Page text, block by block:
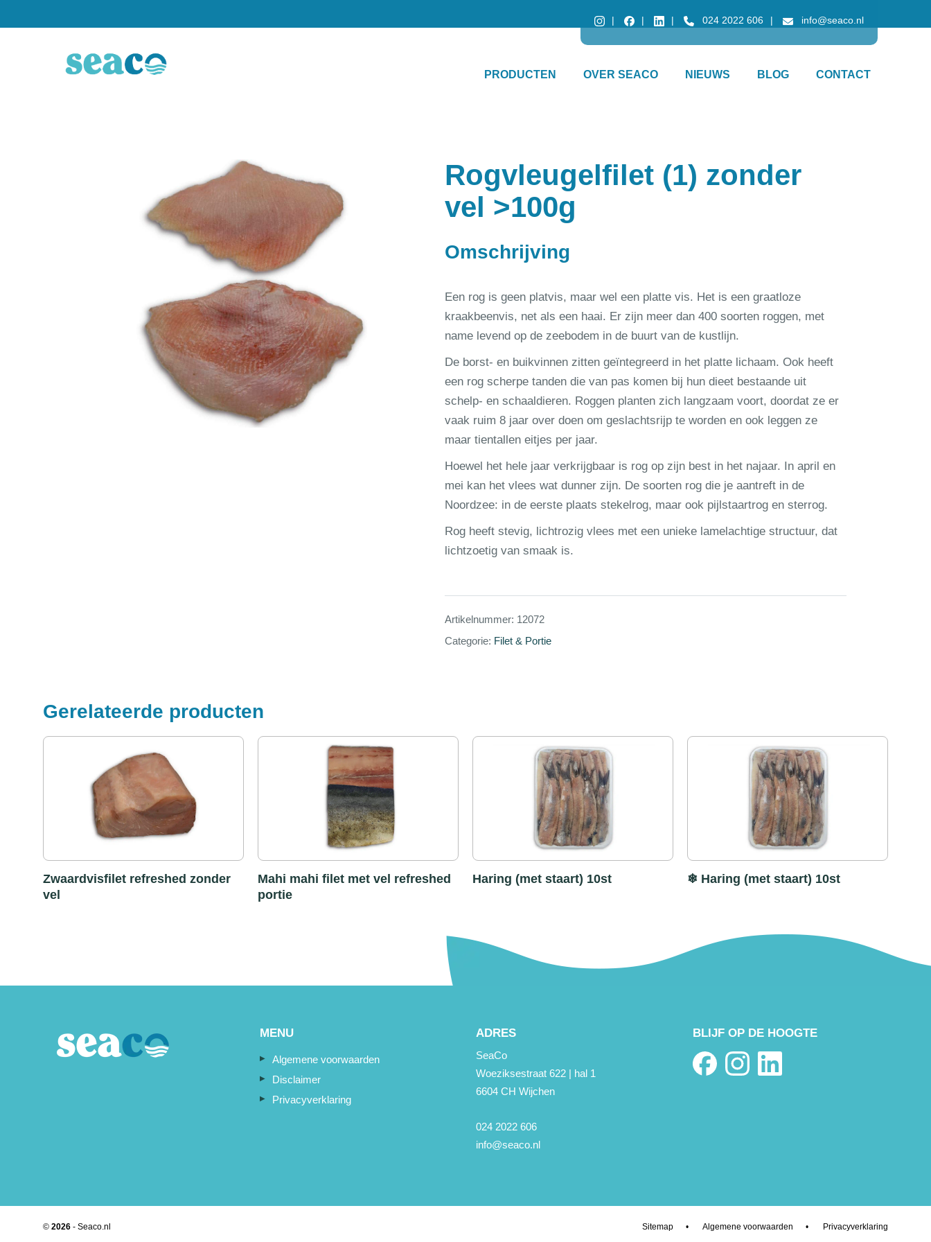
024 2022 606 info@seaco.nl
PRODUCTEN OVER SEACO NIEUWS BLOG CONTACT
Rogvleugelfilet (1) zonder
vel >100g
Omschrijving
Een rog is geen platvis, maar wel een platte vis. Het is een graatloze
kraakbeenvis, net als een haai. Er zijn meer dan 400 soorten roggen, met
name levend op de zeebodem in de buurt van de kustlijn.
De borst- en buikvinnen zitten geïntegreerd in het platte lichaam. Ook heeft
een rog scherpe tanden die van pas komen bij hun dieet bestaande uit
schelp- en schaaldieren. Roggen planten zich langzaam voort, doordat ze er
vaak ruim 8 jaar over doen om geslachtsrijp te worden en ook leggen ze
maar tientallen eitjes per jaar.
Hoewel het hele jaar verkrijgbaar is rog op zijn best in het najaar. In april en
mei kan het vlees wat dunner zijn. De soorten rog die je aantreft in de
Noordzee: in de eerste plaats stekelrog, maar ook pijlstaartrog en sterrog.
Rog heeft stevig, lichtrozig vlees met een unieke lamelachtige structuur, dat
lichtzoetig van smaak is.
Artikelnummer: 12072
Categorie: Filet & Portie
Gerelateerde producten
Zwaardvisfilet refreshed zonder
vel
Mahi mahi filet met vel refreshed
portie
Haring (met staart) 10st ❄ Haring (met staart) 10st
MENU
Algemene voorwaarden
Disclaimer
Privacyverklaring
ADRES
SeaCo
Woeziksestraat 622 | hal 1
6604 CH Wijchen
024 2022 606
info@seaco.nl
BLIJF OP DE HOOGTE
© 2026 - Seaco.nl Sitemap • Algemene voorwaarden • Privacyverklaring